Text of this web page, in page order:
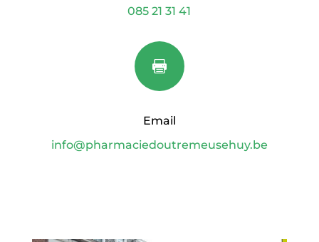
085 21 31 41

Email
info@pharmaciedoutremeusehuy.be